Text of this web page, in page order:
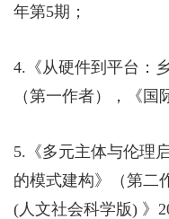
年第5期；
4. 《从硬件到平台：
（第一作者），《国
5. 《多元主体与伦理
的模式建构》（第二
(人文社会科学版) 》